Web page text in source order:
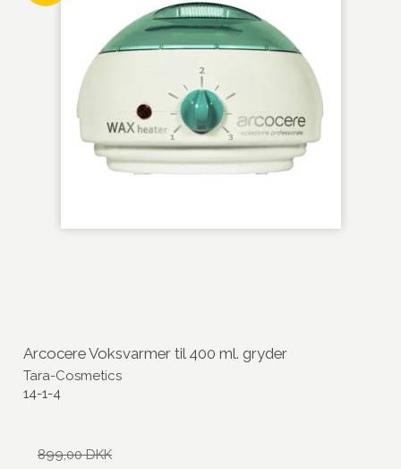
Arcocere Voksvarmer til 400 ml. gryder
Tara-Cosmetics
14-1-4
899,00 DKK